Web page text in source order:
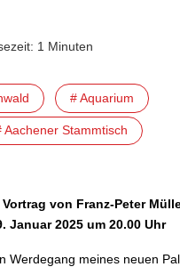
1 Minuten
# Aquarium
Aachener Stammtisch
Vortrag von Franz-Peter
Januar 2025 um 20.00 Uhr
Werdegang meines neuen